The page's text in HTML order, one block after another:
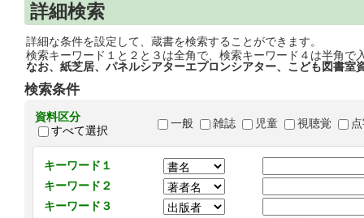
詳細検索
詳細な条件を設定して、蔵書を検索することができます。
検索キーワード１と２と３は全角で、検索キーワード４は半角で
なお、紙芝居、パネルシアターエプロンシアター、こども図書室
検索条件
資料区分
すべて選択
一般 雑誌 児童 視聴覚
キーワード１
キーワード２
キーワード３